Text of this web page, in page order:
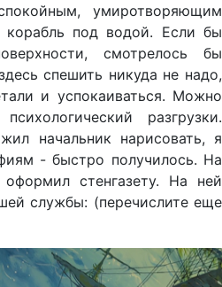
умиротворяющим
корабль под водой. Если бы
смотрелось бы
спешить никуда не надо,
и успокаиваться. Можно
разгрузки.
начальник нарисовать, я
- быстро получилось. На
стенгазету. На ней
службы: (перечислите еще